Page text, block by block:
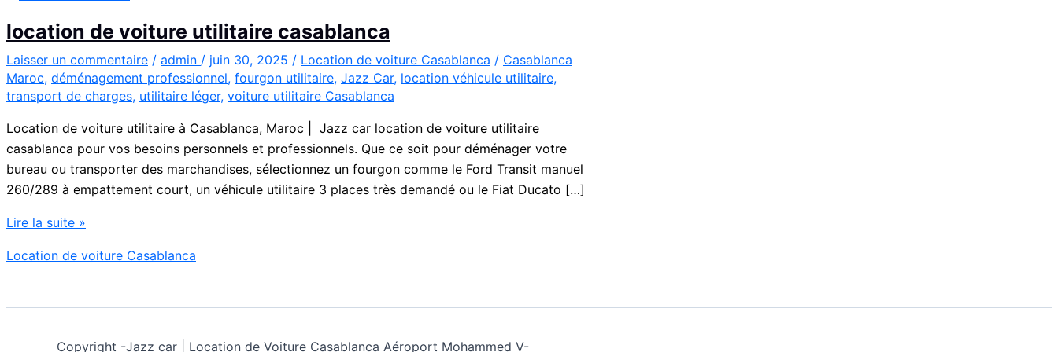
location de voiture utilitaire casablanca
Laisser un commentaire / admin / juin 30, 2025 / Location de voiture Casablanca / Casablanca
Maroc, déménagement professionnel, fourgon utilitaire, Jazz Car, location véhicule utilitaire,
transport de charges, utilitaire léger, voiture utilitaire Casablanca
Location de voiture utilitaire à Casablanca, Maroc | Jazz car location de voiture utilitaire
casablanca pour vos besoins personnels et professionnels. Que ce soit pour déménager votre
bureau ou transporter des marchandises, sélectionnez un fourgon comme le Ford Transit manuel
260/289 à empattement court, un véhicule utilitaire 3 places très demandé ou le Fiat Ducato […]
location
voiture
casablanca
Lire la suite »
Location de voiture Casablanca
Copyright -Jazz car | Location de Voiture Casablanca Aéroport Mohammed V-